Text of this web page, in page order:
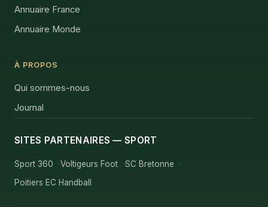
Annuaire France
Annuaire Monde
À PROPOS
Qui sommes-nous
Journal
SITES PARTENAIRES — SPORT
Sport 360 Voltigeurs Foot
SC Bretonne
Poitiers EC Handball